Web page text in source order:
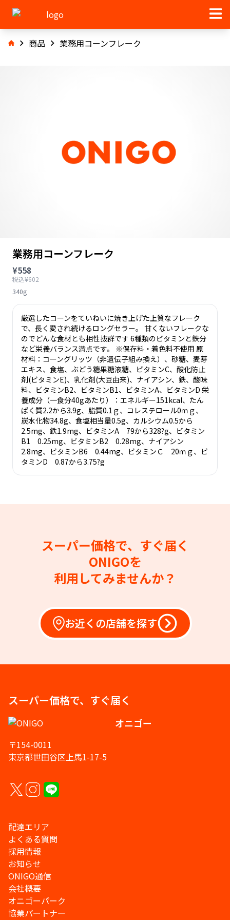
商品 業務用コーンフレーク
業務用コーンフレーク
¥558
税込¥602
340g
厳選したコーンをていねいに焼き上げた上質なフレーク
で、長く愛され続けるロングセラー。 甘くないフレークな
のでどんな食材とも相性抜群です 6種類のビタミンと鉄分
など栄養バランス満点です。 ※保存料・着色料不使用 原
材料：コーングリッツ（非遺伝子組み換え）、砂糖、麦芽
エキス、食塩、ぶどう糖果糖液糖、ビタミンC、酸化防止
剤(ビタミンE)、乳化剤(大豆由来)、ナイアシン、鉄、酸味
料、ビタミンB2、ビタミンB1、ビタミンA、ビタミンD 栄
養成分（一食分40gあたり）：エネルギー151kcal、たん
ぱく質2.2から3.9g、脂質0.1ｇ、コレステロール0ｍｇ、
炭水化物34.8g、食塩相当量0.5g、カルシウム0.5から
2.5mg、鉄1.9mg、ビタミンA 79から328?g、ビタミン
B1 0.25mg、ビタミンB2 0.28mg、ナイアシン
2.8mg、ビタミンB6 0.44mg、ビタミンＣ 20ｍｇ、ビ
タミンD 0.87から3.75?g
スーパー価格で、すぐ届く
ONIGOを
利用してみませんか？
お近くの店舗を探す
スーパー価格で、すぐ届く
オニゴー
〒154-0011
東京都世田谷区上馬1-17-5
配達エリア
よくある質問
採用情報
お知らせ
ONIGO通信
会社概要
オニゴーパーク
協業パートナー